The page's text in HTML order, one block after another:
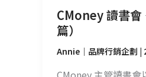
CMoney 讀書
篇）
Annie｜品牌行銷企劃 |
篇）